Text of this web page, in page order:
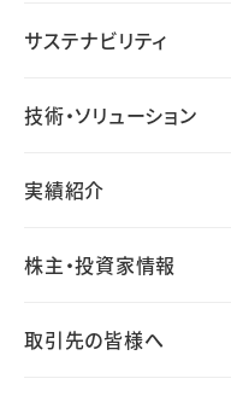
サステナビリティ
技術・ソリューション
実績紹介
株主・投資家情報
取引先の皆様へ